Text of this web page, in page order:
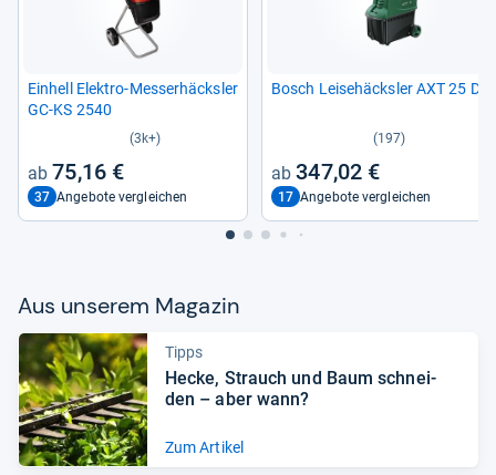
Ein­hell Elek­tro-​Mes­ser­häcks­ler
GC-​KS 2540
(3k+)
75,16 €
37 Angebote vergleichen
Bosch Lei­se­häcks­ler AXT 25 D
(197)
347,02 €
17 Angebote vergleichen
Aus unse­rem Maga­zin
Tipps
Hecke, Strauch und Baum schnei­
den – aber wann?
Zum Artikel